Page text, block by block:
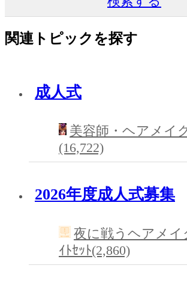
関連トピックを探す
成人式
美容師・ヘアメイ
(16,722)
2026年度成人式募集
夜に戦うヘアメ
ｲﾄｾｯﾄ(2,860)